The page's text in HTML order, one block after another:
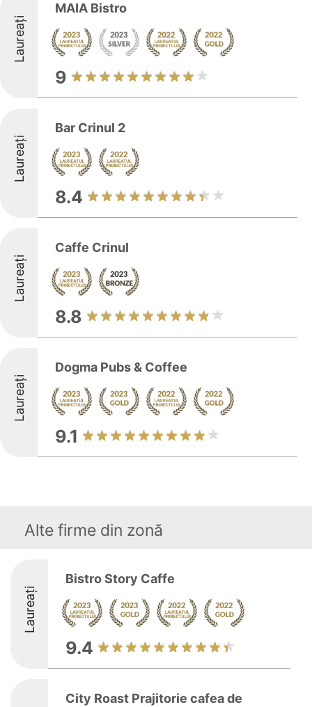
Laureați
MAIA Bistro
9
Laureați
Bar Crinul 2
8.4
Laureați
Caffe Crinul
8.8
Laureați
Dogma Pubs & Coffee
9.1
Alte firme din zonă
Laureați
Bistro Story Caffe
9.4
City Roast Prajitorie cafea de